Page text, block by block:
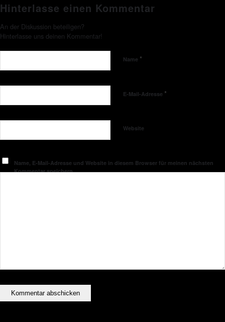
Hinterlasse einen Kommentar
An der Diskussion beteiligen?
Hinterlasse uns deinen Kommentar!
Name *
E-Mail-Adresse *
Website
Name, E-Mail-Adresse und Website in diesem Browser für meinen nächsten
Kommentar speichern.